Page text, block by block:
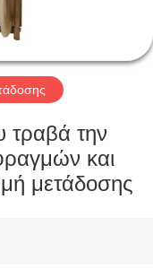
τραβά την
και
μετάδοσης